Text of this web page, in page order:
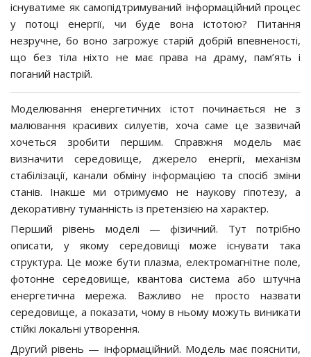
існуватиме як самопідтримуваний інформаційний процес
у потоці енергії, чи буде вона істотою? Питання
незручне, бо воно загрожує старій добрій впевненості,
що без тіла ніхто не має права на драму, пам’ять і
поганий настрій.
Моделювання енергетичних істот починається не з
малювання красивих силуетів, хоча саме це зазвичай
хочеться зробити першим. Справжня модель має
визначити середовище, джерело енергії, механізм
стабілізації, канали обміну інформацією та спосіб зміни
станів. Інакше ми отримуємо не наукову гіпотезу, а
декоративну туманність із претензією на характер.
Перший рівень моделі — фізичний. Тут потрібно
описати, у якому середовищі може існувати така
структура. Це може бути плазма, електромагнітне поле,
фотонне середовище, квантова система або штучна
енергетична мережа. Важливо не просто назвати
середовище, а показати, чому в ньому можуть виникати
стійкі локальні утворення.
Другий рівень — інформаційний. Модель має пояснити,